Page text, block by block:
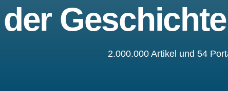
der
2.000.000 Artikel und 54